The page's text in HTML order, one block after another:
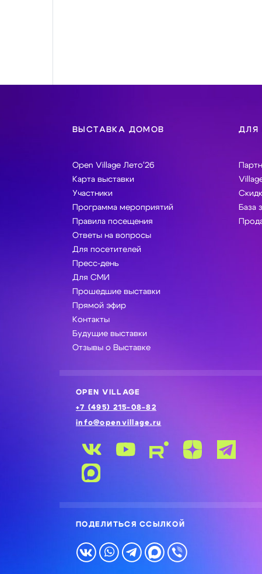
ВЫСТАВКА ДОМОВ
Open Village Лето'26
Карта выставки
Участники
Программа мероприятий
Правила посещения
Ответы на вопросы
Для посетителей
Пресс-день
Для СМИ
Прошедшие выставки
Прямой эфир
Контакты
Будущие выставки
Отзывы о Выставке
ДЛЯ
База
OPEN VILLAGE
+7 (495) 215-08-82
info@openvillage.ru
ПОДЕЛИТЬСЯ ССЫЛКОЙ